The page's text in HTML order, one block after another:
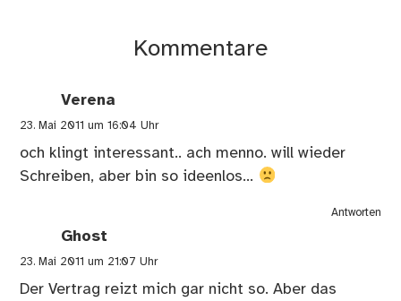
Kommentare
Verena
23. Mai 2011 um 16:04 Uhr
och klingt interessant.. ach menno. will wieder
Schreiben, aber bin so ideenlos…
Antworten
Ghost
23. Mai 2011 um 21:07 Uhr
Der Vertrag reizt mich gar nicht so. Aber das